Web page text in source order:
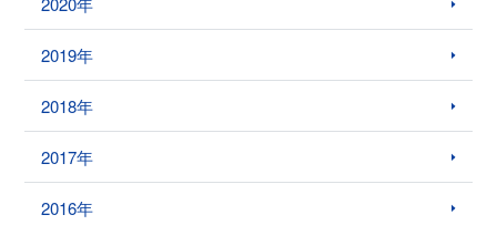
2019年
2018年
2017年
2016年